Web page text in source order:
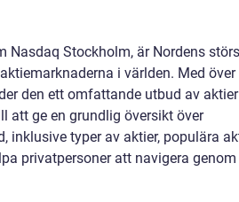
Nasdaq Stockholm, är Nordens
i världen. Med över
den ett omfattande utbud av
att ge en grundlig översikt över
inklusive typer av aktier, populära
privatpersoner att navigera genom